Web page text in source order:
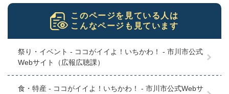
このページを見ている人は
こんなページも見ています
祭り・イベント - ココがイイよ！いちかわ！ - 市川市公式
Webサイト（広報広聴課）
食・特産 - ココがイイよ！いちかわ！ - 市川市公式Webサ